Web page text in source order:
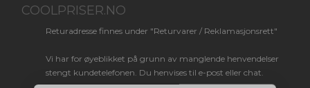
COOLPRISER.NO
Returadresse finnes under "Returvarer / Reklamasjonsrett"
Vi har for øyeblikket på grunn av manglende henvendelser
stengt kundetelefonen. Du henvises til e-post eller chat.